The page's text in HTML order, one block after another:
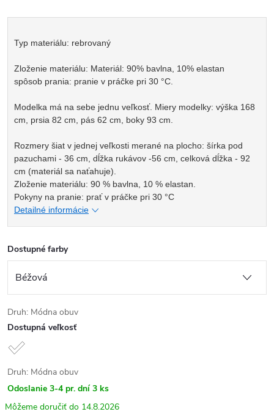
Typ materiálu: rebrovaný
Zloženie materiálu: Materiál: 90% bavlna, 10% elastan
spôsob prania: pranie v práčke pri 30 °C.
Modelka má na sebe jednu veľkosť. Miery modelky: výška 168
cm, prsia 82 cm, pás 62 cm, boky 93 cm.
Rozmery šiat v jednej veľkosti merané na plocho: šírka pod
pazuchami - 36 cm, dĺžka rukávov -56 cm, celková dĺžka - 92
cm (materiál sa naťahuje).
Zloženie materiálu: 90 % bavlna, 10 % elastan.
Pokyny na pranie: prať v práčke pri 30 °C
Detailné informácie
Dostupné farby
Druh: Módna obuv
Dostupná veľkosť
Druh: Módna obuv
Odoslanie 3-4 pr. dní 3 ks
14.8.2026